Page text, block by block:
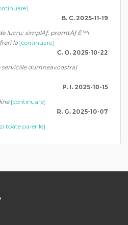
B. C. 2025-11-19
lucru: simplÄƒ, promtÄƒ È™i
la [continuare]
C. O. 2025-10-22
dumneavoastra(
P. I. 2025-10-15
[continuare]
R. G. 2025-10-07
toate parerile]